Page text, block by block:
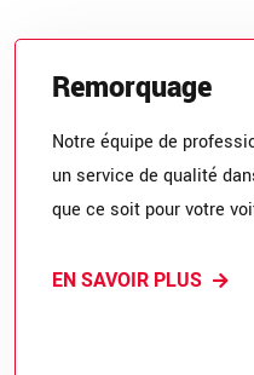
Remorquage
Notre équipe de
un service de qualité
que ce soit pour votre
EN SAVOIR PLUS